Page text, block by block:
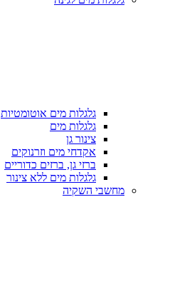
גלגלות מים אוטומטיות
גלגלות מים
צינור גן
אקדחי מים וזרנוקים
ברזי גן, ברזים כדוריים
גלגלות מים ללא צינור
מחשבי השקיה